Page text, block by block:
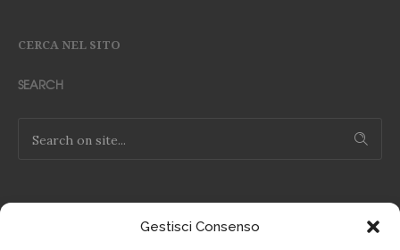
Gestisci Consenso
CERCA NEL SITO
SEARCH